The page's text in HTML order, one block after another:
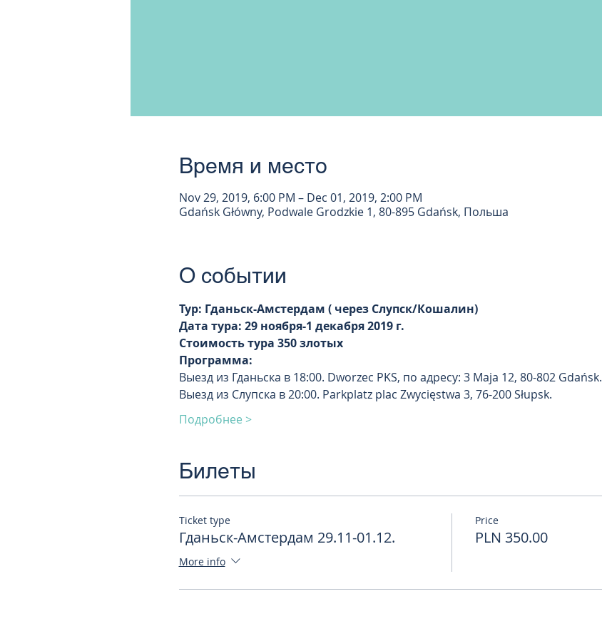
Время и место
Nov 29, 2019, 6:00 PM – Dec 01, 2019, 2:00 PM
Gdańsk Główny, Podwale Grodzkie 1, 80-895 Gdańsk, Польша
О событии
Тур: Гданьск-Амстердам ( через Слупск/Кошалин)
Дата тура: 29 ноября-1 декабря 2019 г.
Стоимость тура 350 злотых
Программа:
Выезд из Гданьска в 18:00. Dworzec PKS, по адресу: 3 Maja 12, 80-802 Gdańsk.
Выезд из Слупска в 20:00. Parkplatz plac Zwycięstwa 3, 76-200 Słupsk.
Подробнее >
Билеты
Ticket type
Гданьск-Амстердам 29.11-01.12.
More info
Price
PLN 350.00